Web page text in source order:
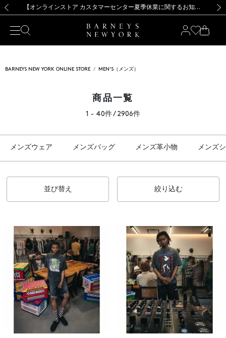
新規登録のお客様も対象！＜MY BARNEYS＞会員のお客様は11,000円（税込）以上のお買上げで常時送料無料！お買い物の際は会員登録を！
【夏季休業に伴う出荷一時停止のお知らせ】(2026.8.7) 【オンラインストア カスタマーセンター夏季休業に関するお知らせ】（2026.8.7）
【夏季休業に伴う返品・交換承り一時停止のお知らせ】（2026.8.5）
熊本県を中心とした地震の影響によるお荷物のお届けについて
【開催中】SUMMER SALEのご案内・ご注意事項 新規登録のお客様も対象！＜MY BARNEYS＞会員のお客様は11,000円（税込）以上のお買上げで常時送料無料！お買い物の際は会員登録を！
【夏季休業に伴う出荷一時停止のお知らせ】(2026.8.7)
BARNEYS NEW YORK ONLINE STORE MEN'S（メンズ）
商品一覧
1 - 40件 / 2906件
メンズウェア メンズバッグ メンズ革小物 メンズ
並び替え 絞り込む